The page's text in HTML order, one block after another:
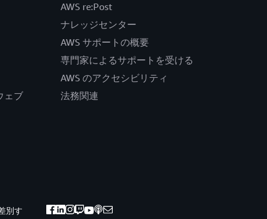
ェブ
AWS re:Post
ナレッジセンター
AWS サポートの概要
専門家によるサポートを受ける
AWS のアクセシビリティ
法務関連
別す